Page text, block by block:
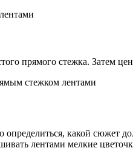
прямого стежка. Затем
стежком лентами
определиться, какой сюжет
лентами мелкие